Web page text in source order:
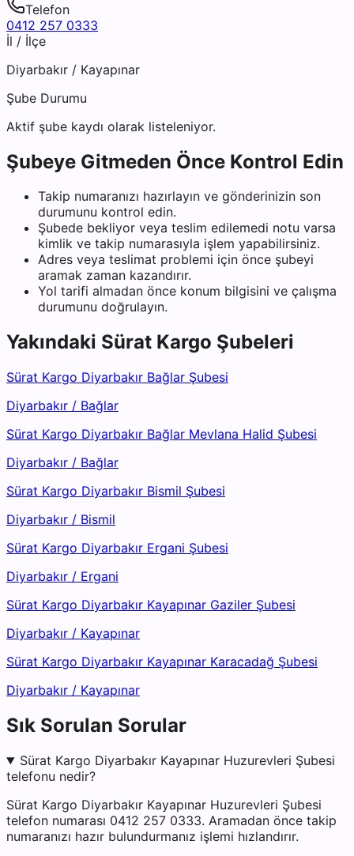
Telefon
0412 257 0333
İl / İlçe
Diyarbakır / Kayapınar
Şube Durumu
Aktif şube kaydı olarak listeleniyor.
Şubeye Gitmeden Önce Kontrol Edin
Takip numaranızı hazırlayın ve gönderinizin son
durumunu kontrol edin.
Şubede bekliyor veya teslim edilemedi notu varsa
kimlik ve takip numarasıyla işlem yapabilirsiniz.
Adres veya teslimat problemi için önce şubeyi
aramak zaman kazandırır.
Yol tarifi almadan önce konum bilgisini ve çalışma
durumunu doğrulayın.
Yakındaki Sürat Kargo Şubeleri
Sürat Kargo Diyarbakır Bağlar Şubesi
Diyarbakır / Bağlar
Sürat Kargo Diyarbakır Bağlar Mevlana Halid Şubesi
Diyarbakır / Bağlar
Sürat Kargo Diyarbakır Bismil Şubesi
Diyarbakır / Bismil
Sürat Kargo Diyarbakır Ergani Şubesi
Diyarbakır / Ergani
Sürat Kargo Diyarbakır Kayapınar Gaziler Şubesi
Diyarbakır / Kayapınar
Sürat Kargo Diyarbakır Kayapınar Karacadağ Şubesi
Diyarbakır / Kayapınar
Sık Sorulan Sorular
Sürat Kargo Diyarbakır Kayapınar Huzurevleri Şubesi
telefonu nedir?
Sürat Kargo Diyarbakır Kayapınar Huzurevleri Şubesi
telefon numarası 0412 257 0333. Aramadan önce takip
numaranızı hazır bulundurmanız işlemi hızlandırır.